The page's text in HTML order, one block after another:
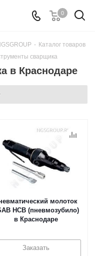
0
- Каталог товаров
сварщика
в Краснодаре
молоток
HCB (пневмозубило)
в Краснодаре
Заказать